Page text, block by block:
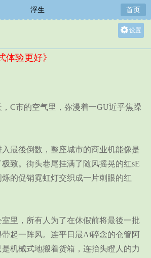
浮生 首页
设置
体验更好》
市的空气里，弥漫着一GU近乎焦躁
後倒数，整座城市的商业机能像是
致。街头巷尾挂满了随风摇晃的红sE
的促销霓虹灯交织成一片刺眼的红
，所有人为了在休假前将最後一批
起一阵风。连平日最Ai碎念的仓管阿
机械式地搬着货箱，连抬头瞪人的力